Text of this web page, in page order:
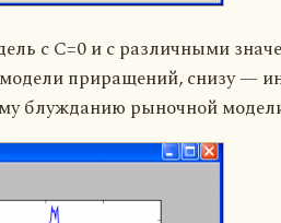
с С=0 и с различными
приращений, снизу —
блужданию рыночной